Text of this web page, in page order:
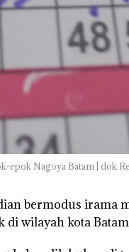
epok Nagoya Batam |
bermodus irama
wilayah kota
Proyek Dredging PT
Mc Dermott Disorot,
Izin PKKPRL Hingga
Izin Lingkungan
Dipertanyakan